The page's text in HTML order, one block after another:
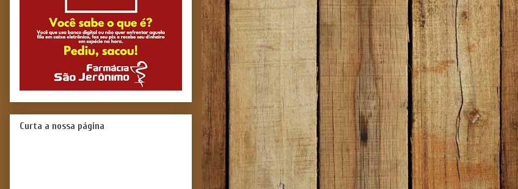
Curta a nossa página